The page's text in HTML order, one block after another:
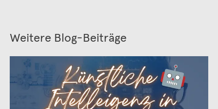
Weitere Blog-Beiträge